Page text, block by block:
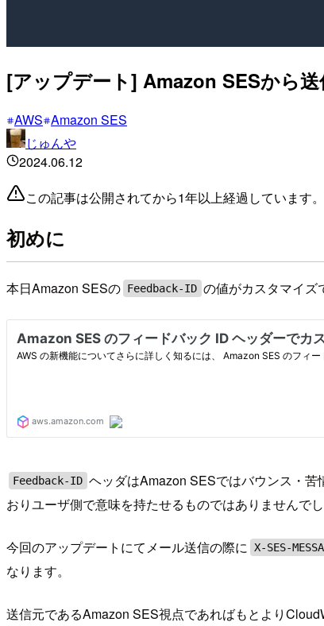
[アップデート] Amazon SESから
AWS Amazon SES
じゅんや
2024.06.12
この記事は公開されてから1年以上経過しています
初めに
本日Amazon SESの Feedback-ID の値がカスタマイズ
Feedback-ID ヘッダはAmazon SESではバウンス・
おりユーザ側で意味を持たせるものではありませんでし
今回のアップデートにてメール送信の際に X-SES-
なります。
送信元であるAmazon SES視点であればもとより